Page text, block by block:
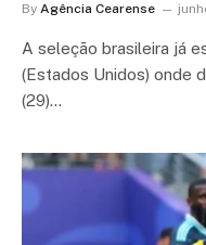
By Agência Cearense
A seleção brasileira já
(Estados Unidos) onde
(29)…